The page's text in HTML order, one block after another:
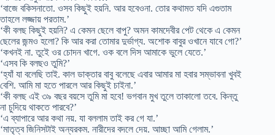
‘বাজে বকিসনাতো. ওসব কিছুই হয়নি. আর হবেওনা. তোর কথামত যদি এগুতাম
তাহলে লজ্জায় পরতাম.’
‘কী বলছ কিছুই হয়নি? এ কেমন ছেলে বাপু? অমন কামদেবীর পেট থেকে এ কেমন
ছেলের জন্মও হলো? কি আর করা তোমার দুর্ভাগ্য. অশোক বাবুর ওখানে যাবে গো?’
‘কখনই না. তুইে ওর চোদন খাগে. ওক বলে দিস আমাকে ভুলে যেতে.’
‘এসব কি বলছও তুমি?’
‘হ্যাঁ যা বলেছি তাই. কাল ডাক্তার বাবু বলেছে এবার আমার মা হবার সম্ভাবনা খুবই
বেশি. আমি মা হতে পারলে আর কিছুই চাইনা.’
‘কী বলছ এই ৩৯ বছর বয়সে তুমি মা হবে! ভগবান মুখ তুলে তাকালো তবে. কিন্তু
না চুদিয়ে থাকতে পারবে?’
‘এ ব্যাপারে আর কথা নয়. যা বললাম তাই কর গে যা.’
‘মাতৃত্ব জিনিসটাই অন্যরকম. নারীদের বদলে দেয়. আচ্ছা আমি গেলাম.’